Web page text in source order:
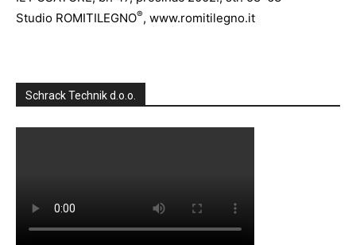
Studio ROMITILEGNO®, www.romitilegno.it
Schrack Technik d.o.o.